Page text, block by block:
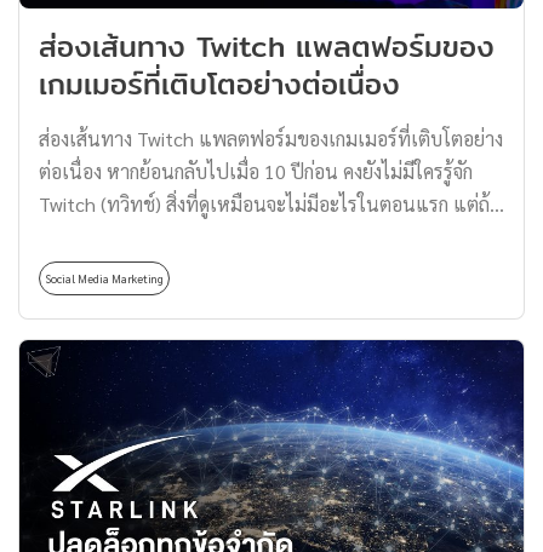
ปรับเปลี่ยนโลกโซเชียลไปในทิศทางใหม่ภายใน 10 ปีข้าง
หน้านี้ Metaverse คืออะไร? Metaverse คือ โลกเสมือนจริง
โดยการใช้ Interface ใหม่ในการสร้างปฏิสัมพันธ์กับผู้คนใน
ส่องเส้นทาง Twitch แพลตฟอร์มของ
เกมเมอร์ที่เติบโตอย่างต่อเนื่อง
ส่องเส้นทาง Twitch แพลตฟอร์มของเกมเมอร์ที่เติบโตอย่าง
ต่อเนื่อง หากย้อนกลับไปเมื่อ 10 ปีก่อน คงยังไม่มีใครรู้จัก
Twitch (ทวิทช์) สิ่งที่ดูเหมือนจะไม่มีอะไรในตอนแรก แต่ถ้า
เมอร์คงร้อง อ๋อ! กันหมดแล้วอย่างแน่นอน เพราะพื้นที่แห่ง
นี้เรียกได้ว่าเป็นคอมมูนิตี้ของคนเล่นเกมเลยก็ว่าได้ ใช่แล้ว
ครับวันนี้เราจะพาไปรู้จักแพลตฟอร์ม Twitch กันว่าทำไม
จากจุดเริ่มต้นที่ดูไม่มีอะไร แต่ปัจจุบันกลายเป็นแพลตฟอร์ม
Livestream ที่ใหญ่ที่สุดบนอินเทอร์เน็ตไปแล้ว สตรีมเกม
ต้องนึกถึง Twitch (ทวิทช์) Twitch (ทวิทช์) แพลตฟอร์ม
ถ่ายทอดสด หรือ Livestream โดยคอนเทนต์ที่ทำให้คนทั่ว
โลกรู้จัก Twitch คือการถ่ายทอดสดการเล่นเกม หรือเรียกง่าย
ๆ ว่า “สตรีมเกม” นั่นแหละครับ แต่ก็ไม่จำเป็นว่าสตรีมเม
Social Media Marketing